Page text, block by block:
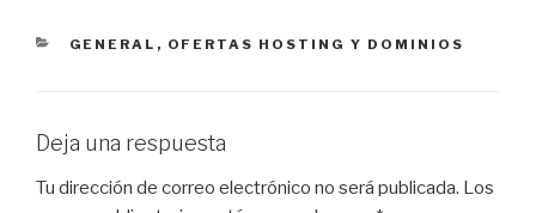
CATEGORÍAS
GENERAL , OFERTAS HOSTING Y DOMINIOS
Deja una respuesta
Tu dirección de correo electrónico no será publicada. Los